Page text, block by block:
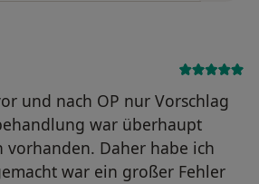
und nach OP nur Vorschlag
war überhaupt
Daher habe ich
war ein großer Fehler